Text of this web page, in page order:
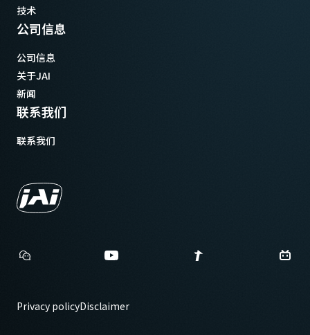
技术
公司信息
公司信息
关于JAI
新闻
联系我们
联系我们
Privacy policyDisclaimer